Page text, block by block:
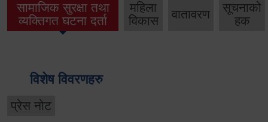
सामाजिक सुरक्षा तथा
व्यक्तिगत घटना दर्ता
महिला
विकास
वातावरण
सूचनाको
हक
विशेष विवरणहरु
प्रेस नोट